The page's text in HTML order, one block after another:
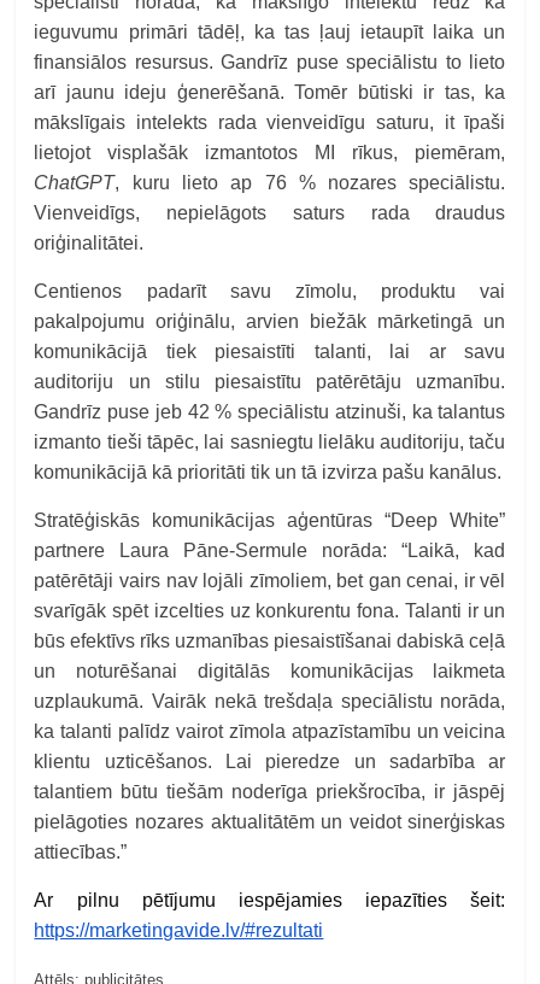
ieguvumu primāri tādēļ, ka tas ļauj ietaupīt laika un
finansiālos resursus. Gandrīz puse speciālistu to lieto
arī jaunu ideju ģenerēšanā. Tomēr būtiski ir tas, ka
mākslīgais intelekts rada vienveidīgu saturu, it īpaši
lietojot visplašāk izmantotos MI rīkus, piemēram,
ChatGPT, kuru lieto ap 76 % nozares speciālistu.
Vienveidīgs, nepielāgots saturs rada draudus
oriģinalitātei.
Centienos padarīt savu zīmolu, produktu vai
pakalpojumu oriģinālu, arvien biežāk mārketingā un
komunikācijā tiek piesaistīti talanti, lai ar savu
auditoriju un stilu piesaistītu patērētāju uzmanību.
Gandrīz puse jeb 42 % speciālistu atzinuši, ka talantus
izmanto tieši tāpēc, lai sasniegtu lielāku auditoriju, taču
komunikācijā kā prioritāti tik un tā izvirza pašu kanālus.
Stratēģiskās komunikācijas aģentūras “Deep White”
partnere Laura Pāne-Sermule norāda: “Laikā, kad
patērētāji vairs nav lojāli zīmoliem, bet gan cenai, ir vēl
svarīgāk spēt izcelties uz konkurentu fona. Talanti ir un
būs efektīvs rīks uzmanības piesaistīšanai dabiskā ceļā
un noturēšanai digitālās komunikācijas laikmeta
uzplaukumā. Vairāk nekā trešdaļa speciālistu norāda,
ka talanti palīdz vairot zīmola atpazīstamību un veicina
klientu uzticēšanos. Lai pieredze un sadarbība ar
talantiem būtu tiešām noderīga priekšrocība, ir jāspēj
pielāgoties nozares aktualitātēm un veidot sinerģiskas
attiecības.”
Ar pilnu pētījumu iespējamies iepazīties šeit:
https://marketingavide.lv/#rezultati
Attēls: publicitātes